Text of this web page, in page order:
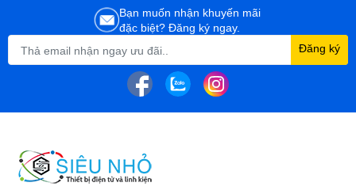
Bạn muốn nhận khuyến mãi
đặc biệt? Đăng ký ngay.
Đăng ký